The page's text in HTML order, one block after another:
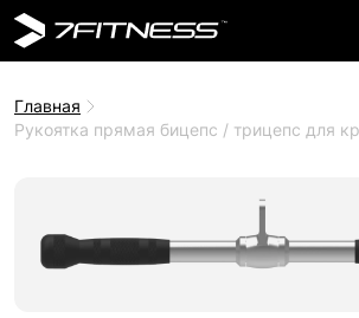
Главная
Рукоятка прямая бицепс / трицепс для